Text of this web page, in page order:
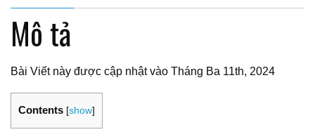
Mô tả
Bài Viết này được cập nhật vào Tháng Ba 11th, 2024
Contents [show]